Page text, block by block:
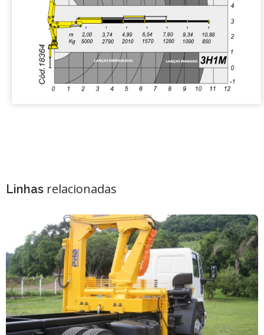
Número de lanças acionadas
mecanicamente
2
Número de sapatas
estabilizadoras
2
Linhas relacionadas